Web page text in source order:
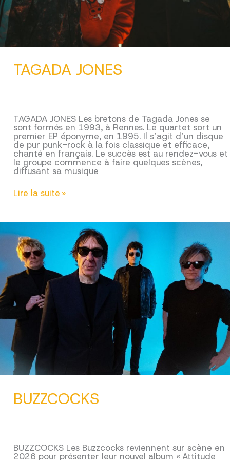
TAGADA JONES
TAGADA JONES Les bretons de Tagada Jones se
sont formés en 1993, à Rennes. Le quartet sort un
premier EP éponyme, en 1995. Il s’agit d’un disque
de pur punk-rock à la fois classique et efficace,
chanté en français. Le succès est au rendez-vous et
le groupe commence à faire quelques scènes,
diffusant sa musique
TAGADA
Lire la suite »
BUZZCOCKS
BUZZCOCKS Les Buzzcocks reviennent sur scène en
2026 pour présenter leur nouvel album « Attitude